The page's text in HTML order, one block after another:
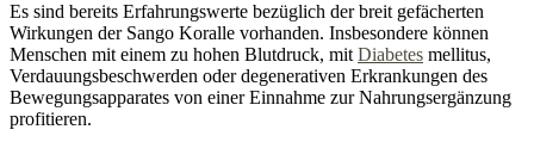
Es sind bereits Erfahrungswerte bezüglich der breit gefächerten
Wirkungen der Sango Koralle vorhanden. Insbesondere können
Menschen mit einem zu hohen Blutdruck, mit Diabetes mellitus,
Verdauungsbeschwerden oder degenerativen Erkrankungen des
Bewegungsapparates von einer Einnahme zur Nahrungsergänzung
profitieren.